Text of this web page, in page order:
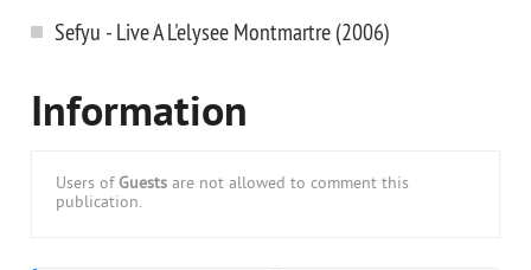
Sefyu - Live A L'elysee Montmartre (2006)
Information
Users of Guests are not allowed to comment this
publication.